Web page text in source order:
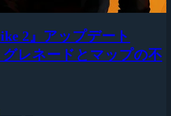
2』アップデート
グレネードとマップの不